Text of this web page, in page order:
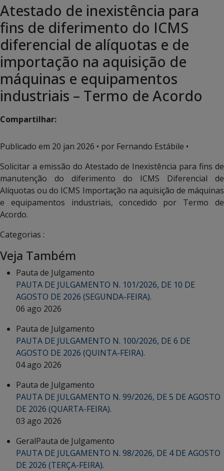
Atestado de inexistência para
fins de diferimento do ICMS
diferencial de alíquotas e de
importação na aquisição de
máquinas e equipamentos
industriais – Termo de Acordo
Compartilhar:
Publicado em 20 jan 2026 • por Fernando Estábile •
Solicitar a emissão do Atestado de Inexistência para fins de
manutenção do diferimento do ICMS Diferencial de
Alíquotas ou do ICMS Importação na aquisição de máquinas
e equipamentos industriais, concedido por Termo de
Acordo.
Categorias :
Veja Também
Pauta de Julgamento
PAUTA DE JULGAMENTO N. 101/2026, DE 10 DE
AGOSTO DE 2026 (SEGUNDA-FEIRA).
06 ago 2026
Pauta de Julgamento
PAUTA DE JULGAMENTO N. 100/2026, DE 6 DE
AGOSTO DE 2026 (QUINTA-FEIRA).
04 ago 2026
Pauta de Julgamento
PAUTA DE JULGAMENTO N. 99/2026, DE 5 DE AGOSTO
DE 2026 (QUARTA-FEIRA).
03 ago 2026
GeralPauta de Julgamento
PAUTA DE JULGAMENTO N. 98/2026, DE 4 DE AGOSTO
DE 2026 (TERÇA-FEIRA).